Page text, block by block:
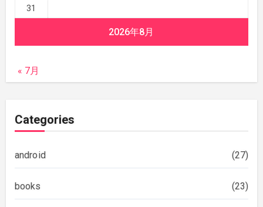
2026年8月
31
« 7月
Categories
android (27)
books (23)